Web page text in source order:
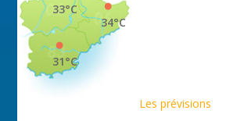
34°C
33°C
31°C
Les prévisions